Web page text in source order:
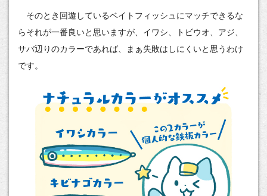
そのとき回遊しているベイトフィッシュにマッチできるな
らそれが一番良いと思いますが、イワシ、トビウオ、アジ、
サバ辺りのカラーであれば、まぁ失敗はしにくいと思うわけ
です。